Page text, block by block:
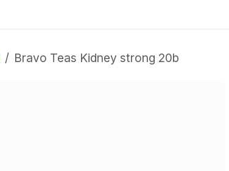
Bravo Teas Kidney strong 20b